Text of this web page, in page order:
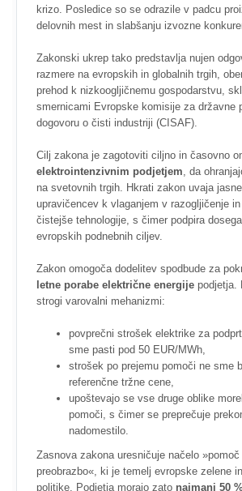
krizo. Posledice so se odrazile v padcu
delovnih mest in slabšanju izvozne
Zakonski ukrep tako predstavlja nujen
razmere na evropskih in globalnih trgih,
prehod k nizkoogljičnemu gospodarstvu,
smernicami Evropske komisije za državne
dogovoru o čisti industriji (CISAF).
Cilj zakona je zagotoviti ciljno in časovno
elektrointenzivnim podjetjem , da
na svetovnih trgih. Hkrati zakon uvaja
upravičencev k vlaganjem v razogljičenje
čistejše tehnologije, s čimer podpira
evropskih podnebnih ciljev.
Zakon omogoča dodelitev spodbude za
letne porabe električne energije podjetja.
strogi varovalni mehanizmi:
povprečni strošek elektrike za
sme pasti pod 50 EUR/MWh,
strošek po prejemu pomoči ne sme
referenčne tržne cene,
upoštevajo se vse druge oblike
pomoči, s čimer se preprečuje
nadomestilo.
Zasnova zakona uresničuje načelo
preobrazbo«, ki je temelj evropske zelene
politike. Podjetja morajo zato najmanj 50